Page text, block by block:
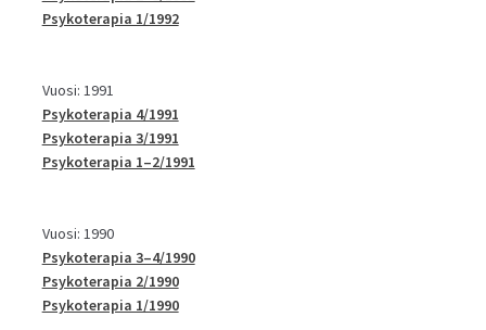
Psykoterapia 1/1992
Vuosi: 1991
Psykoterapia 4/1991
Psykoterapia 3/1991
Psykoterapia 1–2/1991
Vuosi: 1990
Psykoterapia 3–4/1990
Psykoterapia 2/1990
Psykoterapia 1/1990